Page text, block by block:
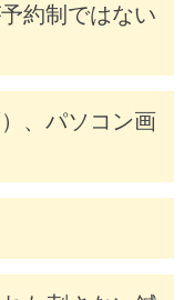
約制ではない
、パソコン画